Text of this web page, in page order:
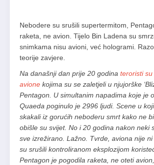
Nebodere su srušili supertermitom,
raketa, ne avion. Tijelo Bin Ladena su
snimkama nisu avioni, već hologrami.
teorije zavjere.
Na današnji dan prije 20 godina teroristi su
avione kojima su se zaletjeli u njujorške
Pentagon. U simultanim napadima koje je
Quaeda poginulo je 2996 ljudi. Scene u
skakali iz gorućih neboderu smrt kako ne
obišle su svijet. No i 20 godina nakon neki
sve izrežirano. Lažno. Tvrde, aviona nije
su srušili kontroliranom eksplozijom
Pentagon je pogodila raketa, ne oteti